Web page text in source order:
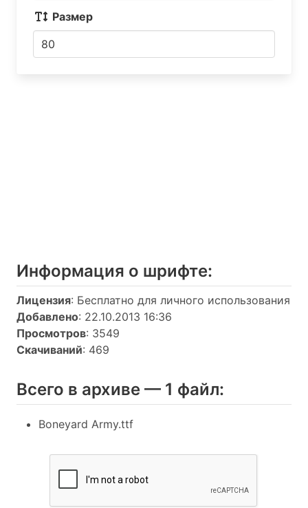
Размер
Информация о шрифтe:
Лицензия: Бесплатно для личного использования
Добавлено: 22.10.2013 16:36
Просмотров: 3549
Скачиваний: 469
Всего в архиве — 1 файл:
Boneyard Army.ttf